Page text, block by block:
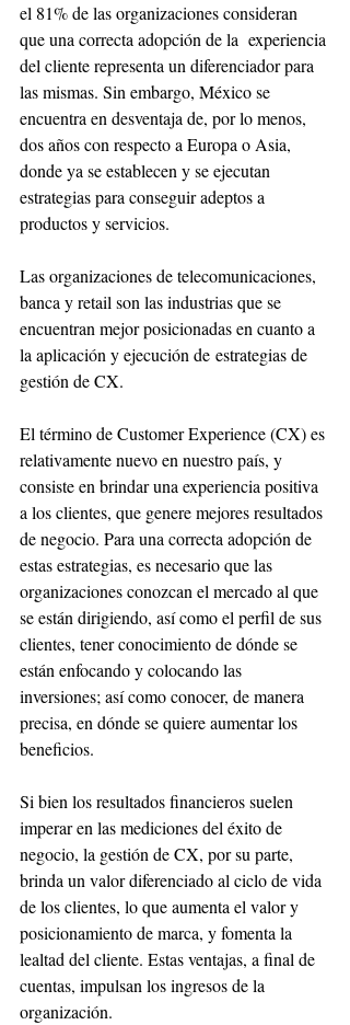
el 81% de las organizaciones consideran
que una correcta adopción de la  experiencia
del cliente representa un diferenciador para
las mismas. Sin embargo, México se
encuentra en desventaja de, por lo menos,
dos años con respecto a Europa o Asia,
donde ya se establecen y se ejecutan
estrategias para conseguir adeptos a
productos y servicios.
Las organizaciones de telecomunicaciones,
banca y retail son las industrias que se
encuentran mejor posicionadas en cuanto a
la aplicación y ejecución de estrategias de
gestión de CX.
El término de Customer Experience (CX) es
relativamente nuevo en nuestro país, y
consiste en brindar una experiencia positiva
a los clientes, que genere mejores resultados
de negocio. Para una correcta adopción de
estas estrategias, es necesario que las
organizaciones conozcan el mercado al que
se están dirigiendo, así como el perfil de sus
clientes, tener conocimiento de dónde se
están enfocando y colocando las
inversiones; así como conocer, de manera
precisa, en dónde se quiere aumentar los
beneficios.
Si bien los resultados financieros suelen
imperar en las mediciones del éxito de
negocio, la gestión de CX, por su parte,
brinda un valor diferenciado al ciclo de vida
de los clientes, lo que aumenta el valor y
posicionamiento de marca, y fomenta la
lealtad del cliente. Estas ventajas, a final de
cuentas, impulsan los ingresos de la
organización.